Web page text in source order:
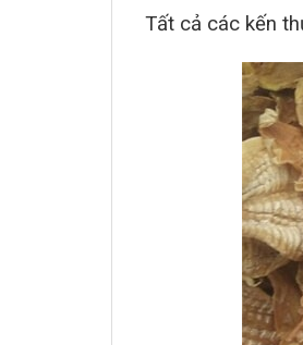
Tất cả các kến